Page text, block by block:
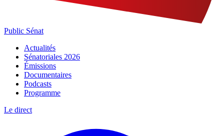
Public Sénat
Actualités
Sénatoriales 2026
Émissions
Documentaires
Podcasts
Programme
Le direct